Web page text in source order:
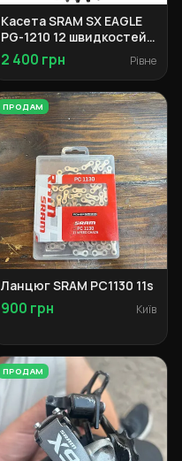
Касета SRAM SX EAGLE
PG-1210 12 швидкостей
11-50T
2 400 грн Рівне
ПРОДАМ
Ланцюг SRAM PC1130 11s
900 грн Київ
ПРОДАМ